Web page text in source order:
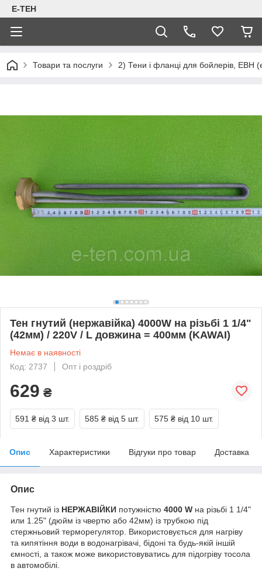
Е-ТЕН
Товари та послуги 2) Тени і фланці для бойлерів, ЕВН
Тен гнутий (нержавійка) 4000W на різьбі 1 1/4"
(42мм) / 220V / L довжина = 400мм (KAWAI)
Немає в наявності
Код: 2737
Опт і роздріб
629 ₴
591 ₴ від 3 шт. 585 ₴ від 5 шт. 575 ₴ від 10 шт.
Опис Характеристики Відгуки про товар Доставка
Опис
Тен гнутий із НЕРЖАВІЙКИ потужністю 4000 W на різьбі 1 1/4"
или 1.25" (дюйм із чвертю або 42мм) із трубкою під
стержньовий терморегулятор. Використовується для нагріву
та кипятіння води в водонагрівачі, бідоні та будь-якій іншій
ємності, а також може використовуватись для підогріву тосола
в автомобілі.